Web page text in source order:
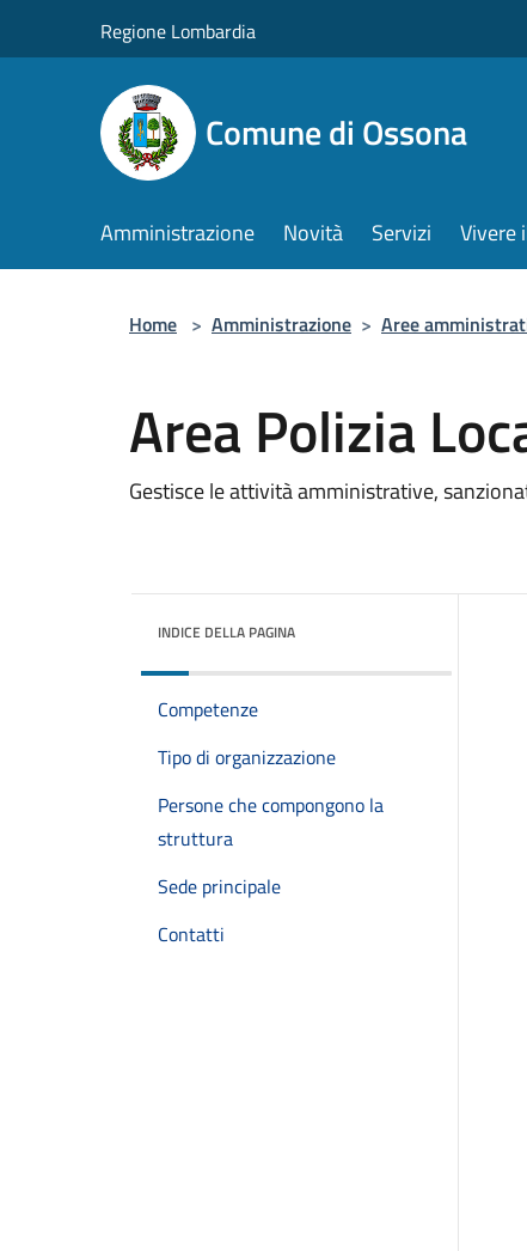
Regione Lombardia
Comune di Ossona
Amministrazione Novità Servizi Vivere
Home > Amministrazione > Aree
Area Polizia
Gestisce le attività amministrative,
INDICE DELLA PAGINA
Competenze
Tipo di organizzazione
Persone che compongono la
struttura
Sede principale
Contatti